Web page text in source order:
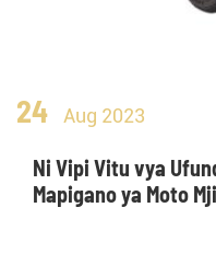
24 Aug 2023
Ni Vipi Vitu vya
Mapigano ya Moto